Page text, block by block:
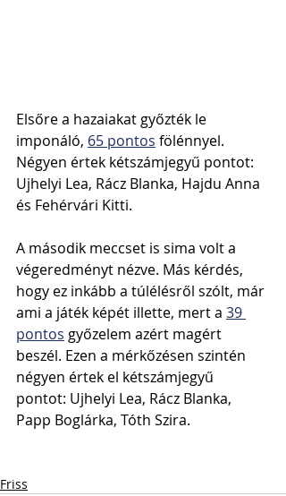
Elsőre a hazaiakat győzték le
imponáló, 65 pontos fölénnyel.
Négyen értek kétszámjegyű pontot:
Ujhelyi Lea, Rácz Blanka, Hajdu Anna
és Fehérvári Kitti.
A második meccset is sima volt a
végeredményt nézve. Más kérdés,
hogy ez inkább a túlélésről szólt, már
ami a játék képét illette, mert a 39
pontos győzelem azért magért
beszél. Ezen a mérkőzésen szintén
négyen értek el kétszámjegyű
pontot: Ujhelyi Lea, Rácz Blanka,
Papp Boglárka, Tóth Szira.
Friss